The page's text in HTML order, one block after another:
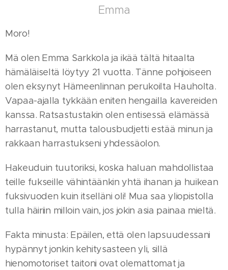
Emma
Moro!
Mä olen Emma Sarkkola ja ikää tältä hitaalta
hämäläiseltä löytyy 21 vuotta. Tänne pohjoiseen
olen eksynyt Hämeenlinnan perukoilta Hauholta.
Vapaa-ajalla tykkään eniten hengailla kavereiden
kanssa. Ratsastustakin olen entisessä elämässä
harrastanut, mutta talousbudjetti estää minun ja
rakkaan harrastukseni yhdessäolon.
Hakeuduin tuutoriksi, koska haluan mahdollistaa
teille fukseille vähintäänkin yhtä ihanan ja huikean
fuksivuoden kuin itselläni oli! Mua saa yliopistolla
tulla häiriin milloin vain, jos jokin asia painaa mieltä.
Fakta minusta: Epäilen, että olen lapsuudessani
hypännyt jonkin kehitysasteen yli, sillä
hienomotoriset taitoni ovat olemattomat ja